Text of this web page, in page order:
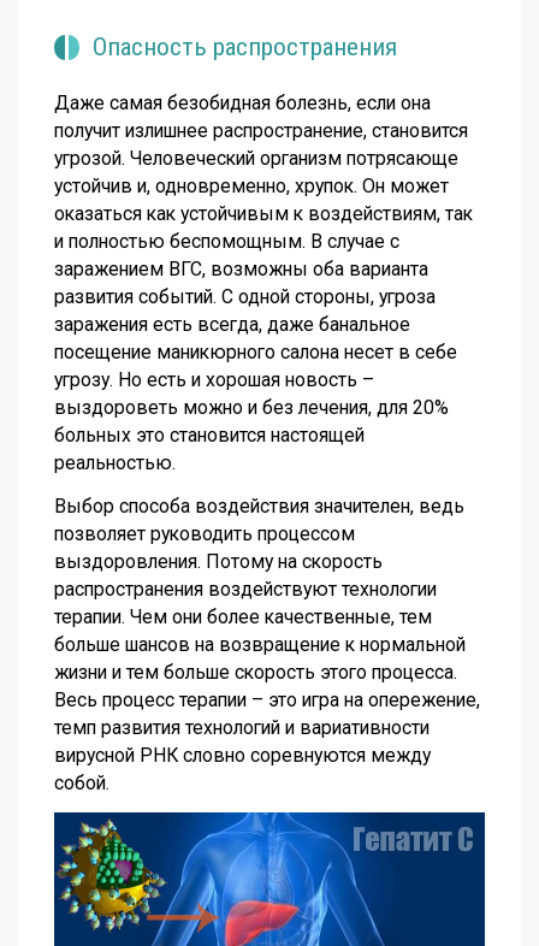
Опасность распространения
Даже самая безобидная болезнь, если она
получит излишнее распространение, становится
угрозой. Человеческий организм потрясающе
устойчив и, одновременно, хрупок. Он может
оказаться как устойчивым к воздействиям, так
и полностью беспомощным. В случае с
заражением ВГС, возможны оба варианта
развития событий. С одной стороны, угроза
заражения есть всегда, даже банальное
посещение маникюрного салона несет в себе
угрозу. Но есть и хорошая новость –
выздороветь можно и без лечения, для 20%
больных это становится настоящей
реальностью.
Выбор способа воздействия значителен, ведь
позволяет руководить процессом
выздоровления. Потому на скорость
распространения воздействуют технологии
терапии. Чем они более качественные, тем
больше шансов на возвращение к нормальной
жизни и тем больше скорость этого процесса.
Весь процесс терапии – это игра на опережение,
темп развития технологий и вариативности
вирусной РНК словно соревнуются между
собой.